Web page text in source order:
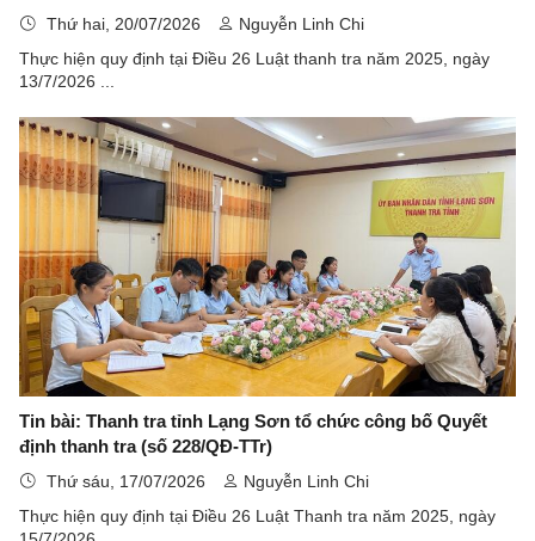
Thứ hai, 20/07/2026
Nguyễn Linh Chi
Thực hiện quy định tại Điều 26 Luật thanh tra năm 2025, ngày
13/7/2026 ...
Tin bài: Thanh tra tỉnh Lạng Sơn tổ chức công bố Quyết
định thanh tra (số 228/QĐ-TTr)
Thứ sáu, 17/07/2026
Nguyễn Linh Chi
Thực hiện quy định tại Điều 26 Luật Thanh tra năm 2025, ngày